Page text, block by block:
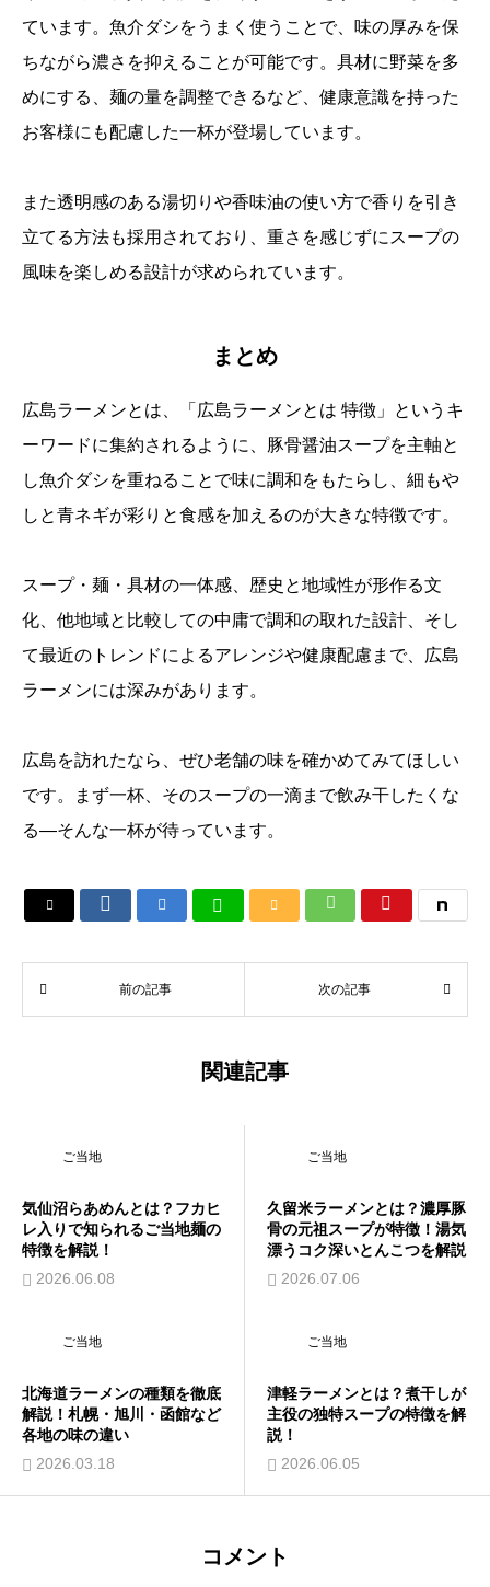
ています。魚介ダシをうまく使うことで、味の厚みを保
ちながら濃さを抑えることが可能です。具材に野菜を多
めにする、麺の量を調整できるなど、健康意識を持った
お客様にも配慮した一杯が登場しています。
また透明感のある湯切りや香味油の使い方で香りを引き
立てる方法も採用されており、重さを感じずにスープの
風味を楽しめる設計が求められています。
まとめ
広島ラーメンとは、「広島ラーメンとは 特徴」というキ
ーワードに集約されるように、豚骨醤油スープを主軸と
し魚介ダシを重ねることで味に調和をもたらし、細もや
しと青ネギが彩りと食感を加えるのが大きな特徴です。
スープ・麺・具材の一体感、歴史と地域性が形作る文
化、他地域と比較しての中庸で調和の取れた設計、そし
て最近のトレンドによるアレンジや健康配慮まで、広島
ラーメンには深みがあります。
広島を訪れたなら、ぜひ老舗の味を確かめてみてほしい
です。まず一杯、そのスープの一滴まで飲み干したくな
る—そんな一杯が待っています。
     
前の記事 次の記事
関連記事
ご当地
気仙沼らあめんとは？フカヒ
レ入りで知られるご当地麺の
特徴を解説！
2026.06.08
ご当地
久留米ラーメンとは？濃厚豚
骨の元祖スープが特徴！湯気
漂うコク深いとんこつを解説
2026.07.06
ご当地
北海道ラーメンの種類を徹底
解説！札幌・旭川・函館など
各地の味の違い
2026.03.18
ご当地
津軽ラーメンとは？煮干しが
主役の独特スープの特徴を解
説！
2026.06.05
コメント